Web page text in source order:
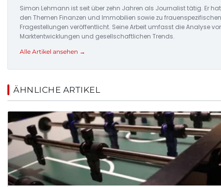
Simon Lehmann ist seit über zehn Jahren als Journalist tätig. Er
den Themen Finanzen und Immobilien sowie zu
Fragestellungen veröffentlicht. Seine Arbeit umfasst die Analyse
Marktentwicklungen und gesellschaftlichen Trends.
Alle Artikel ansehen →
ÄHNLICHE ARTIKEL